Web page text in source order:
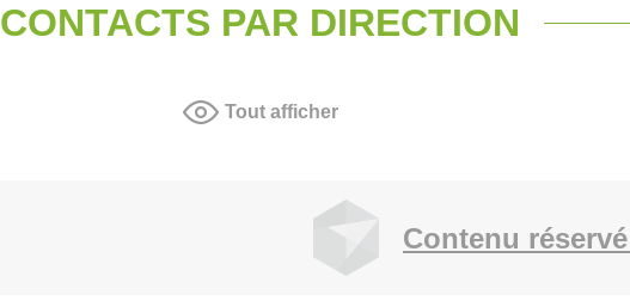
CONTACTS PAR DIRECTION
Tout afficher
Contenu